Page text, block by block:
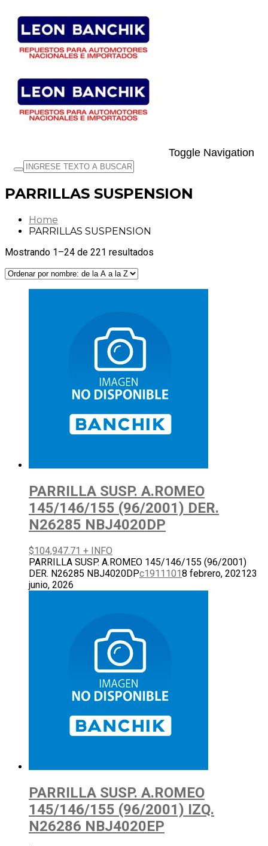
Toggle Navigation
PARRILLAS SUSPENSION
Home
PARRILLAS SUSPENSION
Mostrando 1–24 de 221 resultados
PARRILLA SUSP. A.ROMEO
145/146/155 (96/2001) DER.
N26285 NBJ4020DP
$104,947.71 + INFO
PARRILLA SUSP. A.ROMEO 145/146/155 (96/2001)
DER. N26285 NBJ4020DPc19111018 febrero, 202123
junio, 2026
PARRILLA SUSP. A.ROMEO
145/146/155 (96/2001) IZQ.
N26286 NBJ4020EP